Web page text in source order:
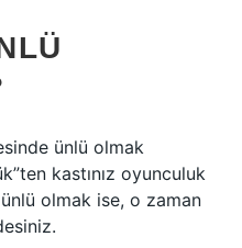
ünlü olmak
kastınız oyunculuk
olmak ise, o zaman